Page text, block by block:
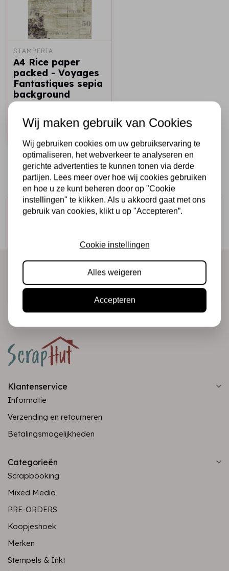
STAMPERIA
A4 Rice paper
packed - Voyages
Fantastiques sepia
background
Schrijf je in voor de nieuwsbrief
direct in je mailbox!
Abonneer
Klantenservice
Informatie
Verzending en retourneren
Betalingsmogelijkheden
Categorieën
Scrapbooking
Mixed Media
PRE-ORDERS
Koopjeshoek
Merken
Stempels & Inkt
Wij maken gebruik van Cookies
Wij gebruiken cookies om uw gebruikservaring te
optimaliseren, het webverkeer te analyseren en
gerichte advertenties te kunnen tonen via derde
partijen. Lees meer over hoe wij cookies gebruiken
en hoe u ze kunt beheren door op "Cookie
instellingen" te klikken. Als u akkoord gaat met ons
gebruik van cookies, klikt u op "Accepteren”.
Cookie instellingen
Alles weigeren
Accepteren